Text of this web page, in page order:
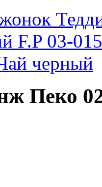
F.P 03-
черный
Пеко